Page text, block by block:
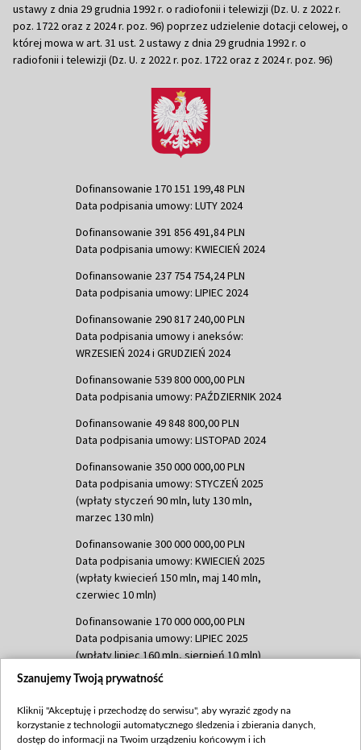
ustawy z dnia 29 grudnia 1992 r. o radiofonii i telewizji (Dz. U. z 2022 r.
poz. 1722 oraz z 2024 r. poz. 96) poprzez udzielenie dotacji celowej, o
której mowa w art. 31 ust. 2 ustawy z dnia 29 grudnia 1992 r. o
radiofonii i telewizji (Dz. U. z 2022 r. poz. 1722 oraz z 2024 r. poz. 96)
Dofinansowanie 170 151 199,48 PLN
Data podpisania umowy: LUTY 2024
Dofinansowanie 391 856 491,84 PLN
Data podpisania umowy: KWIECIEŃ 2024
Dofinansowanie 237 754 754,24 PLN
Data podpisania umowy: LIPIEC 2024
Dofinansowanie 290 817 240,00 PLN
Data podpisania umowy i aneksów:
WRZESIEŃ 2024 i GRUDZIEŃ 2024
Dofinansowanie 539 800 000,00 PLN
Data podpisania umowy: PAŹDZIERNIK 2024
Dofinansowanie 49 848 800,00 PLN
Data podpisania umowy: LISTOPAD 2024
Dofinansowanie 350 000 000,00 PLN
Data podpisania umowy: STYCZEŃ 2025
(wpłaty styczeń 90 mln, luty 130 mln,
marzec 130 mln)
Dofinansowanie 300 000 000,00 PLN
Data podpisania umowy: KWIECIEŃ 2025
(wpłaty kwiecień 150 mln, maj 140 mln,
czerwiec 10 mln)
Dofinansowanie 170 000 000,00 PLN
Data podpisania umowy: LIPIEC 2025
(wpłaty lipiec 160 mln, sierpień 10 mln)
Dofinansowanie 60 000 000,00 PLN
(wpłata wrzesień 60 mln)
Dofinansowanie 635 783 051,21 PLN
Szanujemy Twoją prywatność
Kliknij "Akceptuję i przechodzę do serwisu", aby wyrazić zgody na
korzystanie z technologii automatycznego śledzenia i zbierania danych,
dostęp do informacji na Twoim urządzeniu końcowym i ich